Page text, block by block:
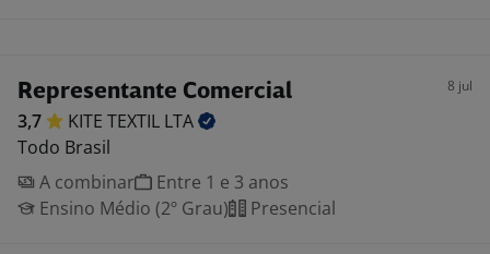
Representante Comercial 8 jul
3,7 KITE TEXTIL LTA
Todo Brasil
A combinar
Entre 1 e 3 anos
Ensino Médio (2º Grau)
Presencial